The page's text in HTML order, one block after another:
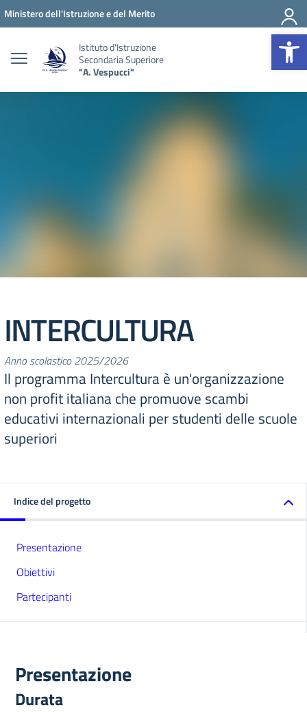
Vai ai contenuti
Vai al menu di navigazione
Vai al footer
Ministero dell'Istruzione e del Merito
Istituto d'Istruzione
Secondaria Superiore
"A. Vespucci"
INTERCULTURA
Anno scolastico 2025/2026
Il programma Intercultura è un'organizzazione
non profit italiana che promuove scambi
educativi internazionali per studenti delle scuole
superiori
Indice del progetto
Presentazione
Obiettivi
Partecipanti
Presentazione
Durata